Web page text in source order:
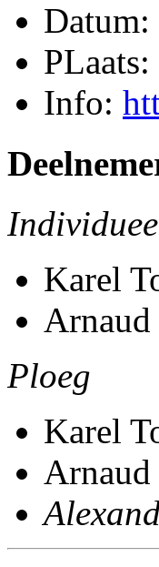
Datum:
Info:
Karel
Ploeg
Karel